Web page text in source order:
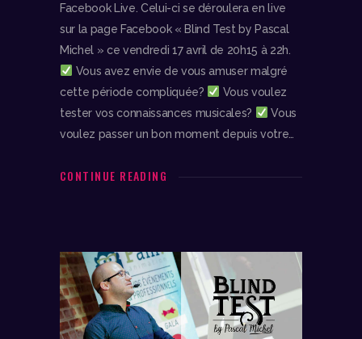
Facebook Live. Celui-ci se déroulera en live
sur la page Facebook « Blind Test by Pascal
Michel » ce vendredi 17 avril de 20h15 à 22h.
Vous avez envie de vous amuser malgré
cette période compliquée?
Vous voulez
tester vos connaissances musicales?
Vous
voulez passer un bon moment depuis votre…
CONTINUE READING